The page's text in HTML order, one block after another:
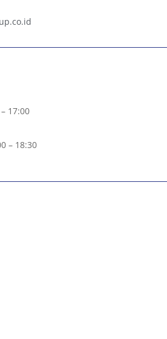
17:00
– 18:30